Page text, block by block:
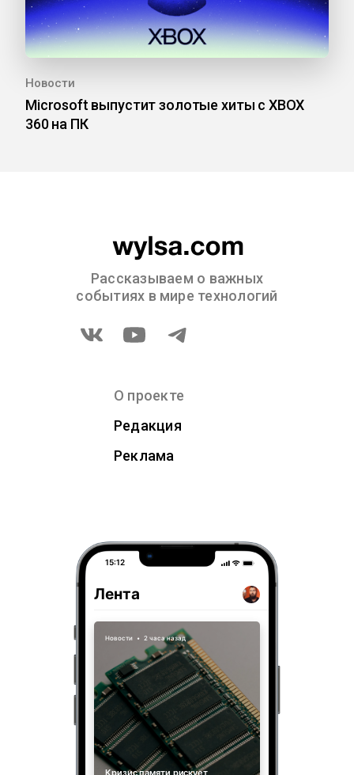
Новости
Microsoft выпустит золотые хиты с XBOX
360 на ПК
Рассказываем о важных
событиях в мире технологий
О проекте
Редакция
Реклама
15:12
Лента
Новости • 2 часа назад
Кризис памяти рискует